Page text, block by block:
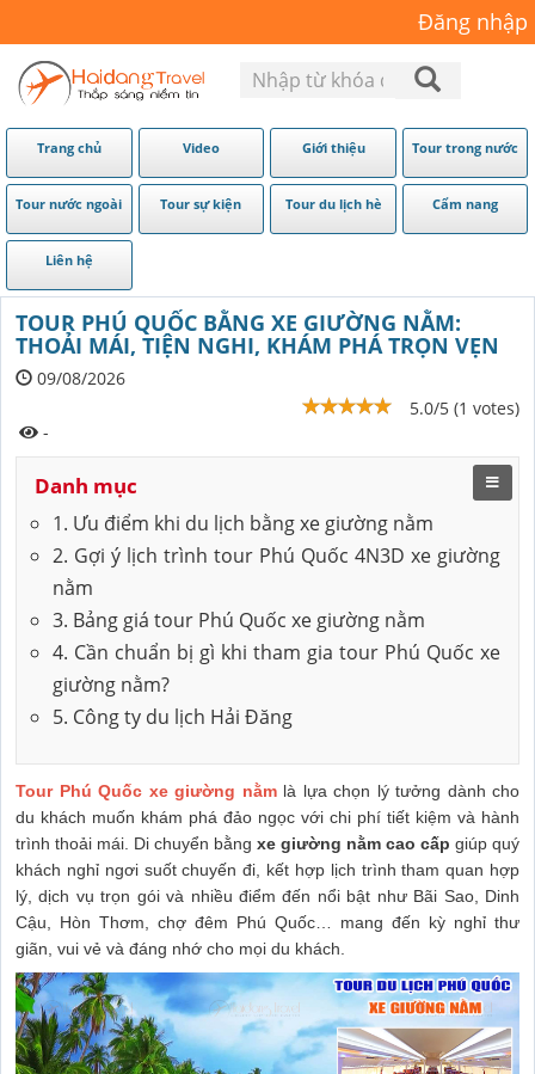
Đăng nhập
Trang chủ Video Giới thiệu Tour trong nước
Tour nước ngoài Tour sự kiện Tour du lịch hè Cẩm nang
Liên hệ
TOUR PHÚ QUỐC BẰNG XE GIƯỜNG NẰM:
THOẢI MÁI, TIỆN NGHI, KHÁM PHÁ TRỌN VẸN
09/08/2026
5.0/5 (1 votes)
-
Danh mục
1. Ưu điểm khi du lịch bằng xe giường nằm
2. Gợi ý lịch trình tour Phú Quốc 4N3D xe giường
nằm
3. Bảng giá tour Phú Quốc xe giường nằm
4. Cần chuẩn bị gì khi tham gia tour Phú Quốc xe
giường nằm?
5. Công ty du lịch Hải Đăng
Tour Phú Quốc xe giường nằmlà lựa chọn lý tưởng dành cho
du khách muốn khám phá đảo ngọc với chi phí tiết kiệm và hành
trình thoải mái. Di chuyển bằng xe giường nằm cao cấp giúp quý
khách nghỉ ngơi suốt chuyến đi, kết hợp lịch trình tham quan hợp
lý, dịch vụ trọn gói và nhiều điểm đến nổi bật như Bãi Sao, Dinh
Cậu, Hòn Thơm, chợ đêm Phú Quốc… mang đến kỳ nghỉ thư
giãn, vui vẻ và đáng nhớ cho mọi du khách.